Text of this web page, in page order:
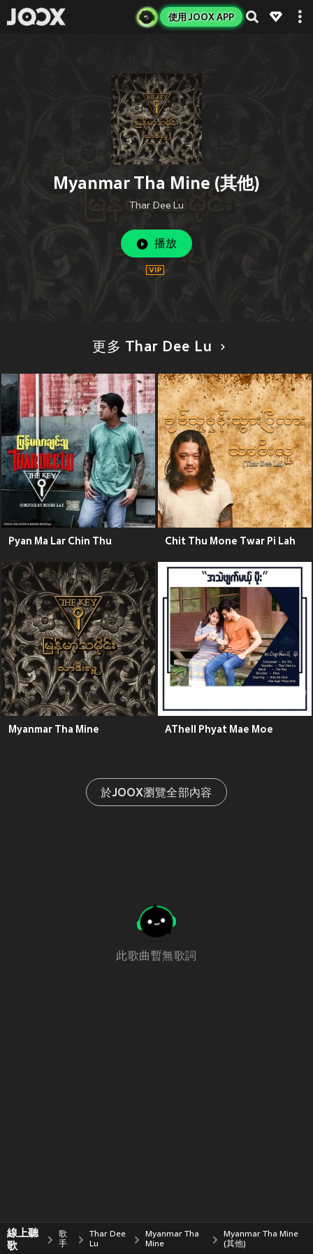
使用 JOOX APP
Myanmar Tha Mine (其他)
Thar Dee Lu
播放
更多 Thar Dee Lu
Pyan Ma Lar Chin Thu Chit Thu Mone Twar Pi Lah
Myanmar Tha Mine AThell Phyat Mae Moe
於JOOX瀏覽全部內容
此歌曲暫無歌詞
線上聽
歌
歌
手
Thar Dee
Lu
Myanmar Tha
Mine
Myanmar Tha Mine
(其他)